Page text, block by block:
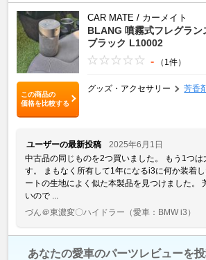
この商品の
価格を比較する
CAR MATE / カーメイト
BLANG 噴霧式フレグラン
ブラック L10002
- （1件）
グッズ・アクセサリー 芳香
ユーザーの最新投稿
2025年6月1日
中古品の同じものを2つ買いました。 もう1つは
す。 まもなく所有して1年になるi3に何か装着
ートの生地によく似た本製品を見つけました。
いので ...
づん＠東濃変〇ハイドラー （愛車：BMW i3）
あなたの愛車のパーツレビューを